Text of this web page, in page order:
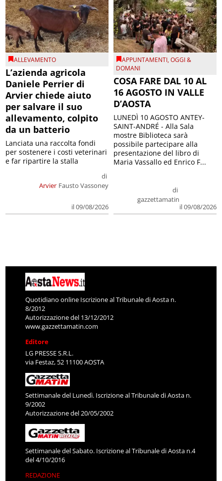
ALLEVAMENTO
L’azienda agricola
Daniele Perrier di
Arvier chiede aiuto
per salvare il suo
allevamento, colpito
da un batterio
Arvier
di
Fausto Vassoney
il 09/08/2026
Lanciata una raccolta fondi
per sostenere i costi veterinari
e far ripartire la stalla
APPUNTAMENTI,OGGI &
DOMANI
COSA FARE DAL 10 AL
16 AGOSTO IN VALLE
D’AOSTA
di
gazzettamatin
il 09/08/2026
LUNEDÌ 10 AGOSTO ANTEY-
SAINT-ANDRÉ - Alla Sala
mostre Biblioteca sarà
possibile partecipare alla
presentazione del libro di
Maria Vassallo ed Enrico F...
Quotidiano online Iscrizione al Tribunale di Aosta n.
8/2012
Autorizzazione del 13/12/2012
www.gazzettamatin.com
Editore
LG PRESSE S.R.L.
via Festaz, 52 11100 AOSTA
Settimanale del Lunedì. Iscrizione al Tribunale di Aosta n.
9/2002
Autorizzazione del 20/05/2002
Settimanale del Sabato. Iscrizione al Tribunale di Aosta n.4
del 4/10/2016
REDAZIONE